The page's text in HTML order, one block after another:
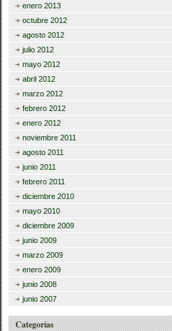
enero 2013
octubre 2012
agosto 2012
julio 2012
mayo 2012
abril 2012
marzo 2012
febrero 2012
enero 2012
noviembre 2011
agosto 2011
junio 2011
febrero 2011
diciembre 2010
mayo 2010
diciembre 2009
junio 2009
marzo 2009
enero 2009
junio 2008
junio 2007
Categorías